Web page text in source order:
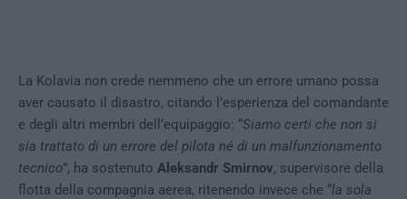
La Kolavia non crede nemmeno che un errore umano possa
aver causato il disastro, citando l’esperienza del comandante
e degli altri membri dell’equipaggio: “Siamo certi che non si
sia trattato di un errore del pilota né di un malfunzionamento
tecnico”, ha sostenuto Aleksandr Smirnov, supervisore della
flotta della compagnia aerea, ritenendo invece che “la sola